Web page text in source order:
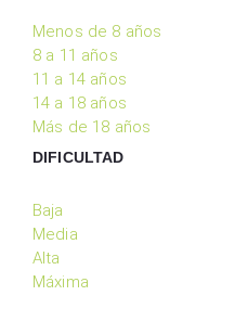
Menos de 8 años
8 a 11 años
11 a 14 años
14 a 18 años
Más de 18 años
DIFICULTAD
Baja
Media
Alta
Máxima